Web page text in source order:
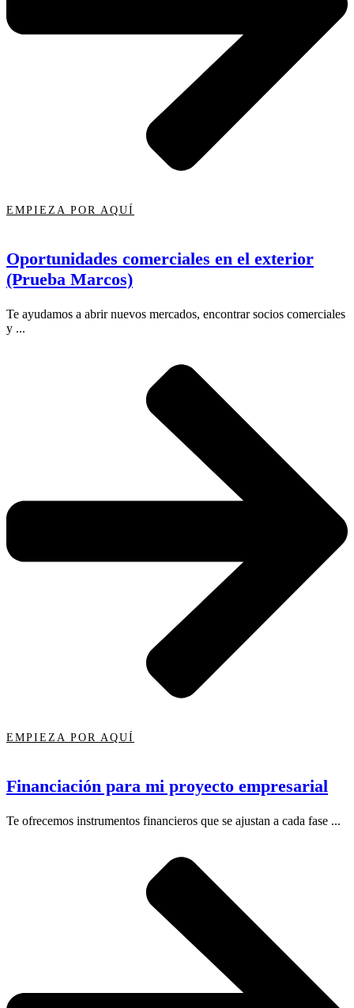
EMPIEZA POR AQUÍ
Oportunidades comerciales en el exterior
(Prueba Marcos)
Te ayudamos a abrir nuevos mercados, encontrar socios comerciales
y ...
EMPIEZA POR AQUÍ
Financiación para mi proyecto empresarial
Te ofrecemos instrumentos financieros que se ajustan a cada fase ...